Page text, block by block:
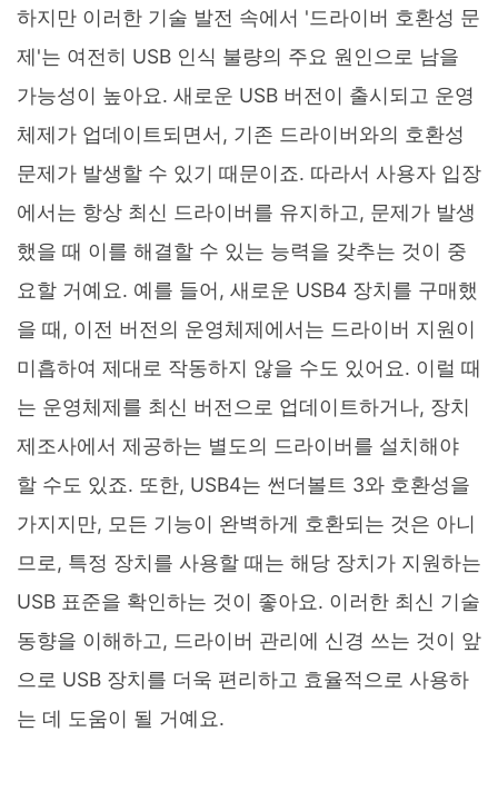
하지만 이러한 기술 발전 속에서 '드라이버 호환성 문
제'는 여전히 USB 인식 불량의 주요 원인으로 남을
가능성이 높아요. 새로운 USB 버전이 출시되고 운영
체제가 업데이트되면서, 기존 드라이버와의 호환성
문제가 발생할 수 있기 때문이죠. 따라서 사용자 입장
에서는 항상 최신 드라이버를 유지하고, 문제가 발생
했을 때 이를 해결할 수 있는 능력을 갖추는 것이 중
요할 거예요. 예를 들어, 새로운 USB4 장치를 구매했
을 때, 이전 버전의 운영체제에서는 드라이버 지원이
미흡하여 제대로 작동하지 않을 수도 있어요. 이럴 때
는 운영체제를 최신 버전으로 업데이트하거나, 장치
제조사에서 제공하는 별도의 드라이버를 설치해야
할 수도 있죠. 또한, USB4는 썬더볼트 3와 호환성을
가지지만, 모든 기능이 완벽하게 호환되는 것은 아니
므로, 특정 장치를 사용할 때는 해당 장치가 지원하는
USB 표준을 확인하는 것이 좋아요. 이러한 최신 기술
동향을 이해하고, 드라이버 관리에 신경 쓰는 것이 앞
으로 USB 장치를 더욱 편리하고 효율적으로 사용하
는 데 도움이 될 거예요.